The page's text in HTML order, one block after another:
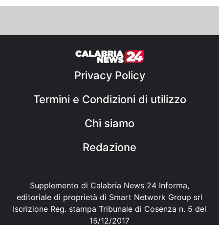
Privacy Policy
Termini e Condizioni di utilizzo
Chi siamo
Redazione
Supplemento di Calabria News 24 Informa,
editoriale di proprietà di Smart Network Group srl
Iscrizione Reg. stampa Tribunale di Cosenza n. 5 del
15/12/2017